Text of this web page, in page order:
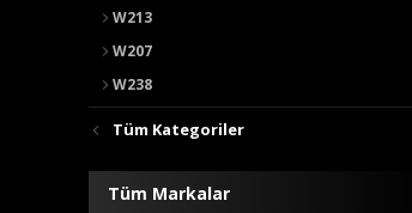
W213
W207
W238
Tüm Kategoriler
Tüm Markalar